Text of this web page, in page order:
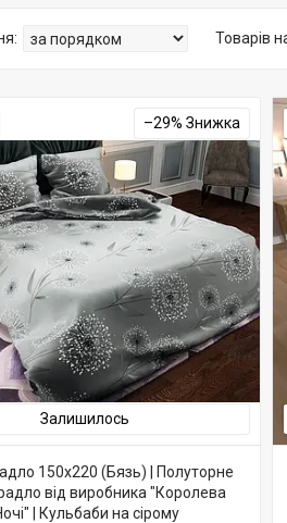
–29%
Залишилось
150х220 (Бязь) | Полуторне
від виробника "Королева
| Кульбаби на сірому